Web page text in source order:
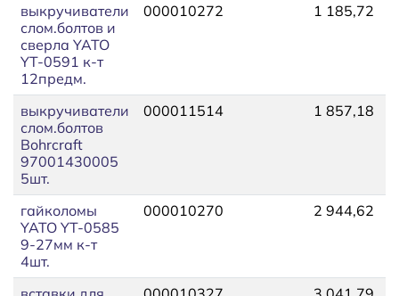
выкручиватели
слом.болтов и
сверла YATO
YT-0591 к-т
12предм.
000010272 1 185,72
выкручиватели
слом.болтов
Bohrcraft
97001430005
5шт.
000011514 1 857,18
гайколомы
YATO YT-0585
9-27мм к-т
4шт.
000010270 2 944,62